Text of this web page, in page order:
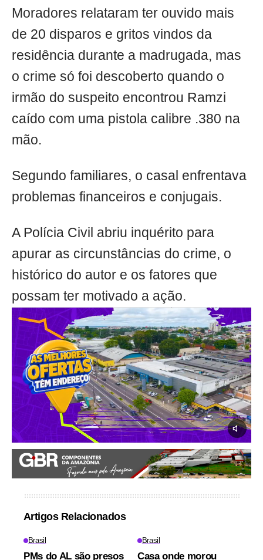
Moradores relataram ter ouvido mais
de 20 disparos e gritos vindos da
residência durante a madrugada, mas
o crime só foi descoberto quando o
irmão do suspeito encontrou Ramzi
caído com uma pistola calibre .380 na
mão.
Segundo familiares, o casal enfrentava
problemas financeiros e conjugais.
A Polícia Civil abriu inquérito para
apurar as circunstâncias do crime, o
histórico do autor e os fatores que
possam ter motivado a ação.
Artigos Relacionados
Brasil
PMs do AL são presos
Brasil
Casa onde morou